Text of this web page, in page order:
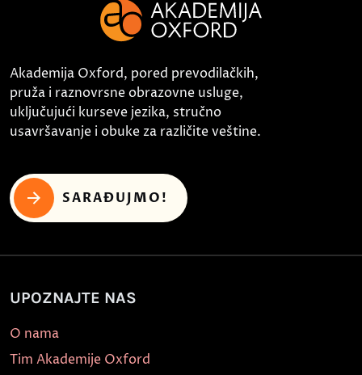
Akademija Oxford, pored prevodilačkih,
pruža i raznovrsne obrazovne usluge,
uključujući kurseve jezika, stručno
usavršavanje i obuke za različite veštine.
SARAĐUJMO!
UPOZNAJTE NAS
O nama
Tim Akademije Oxford